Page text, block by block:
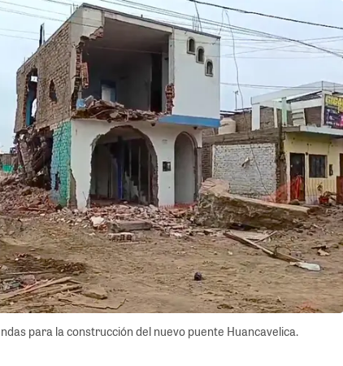
para la construcción del nuevo puente Huancavelica.